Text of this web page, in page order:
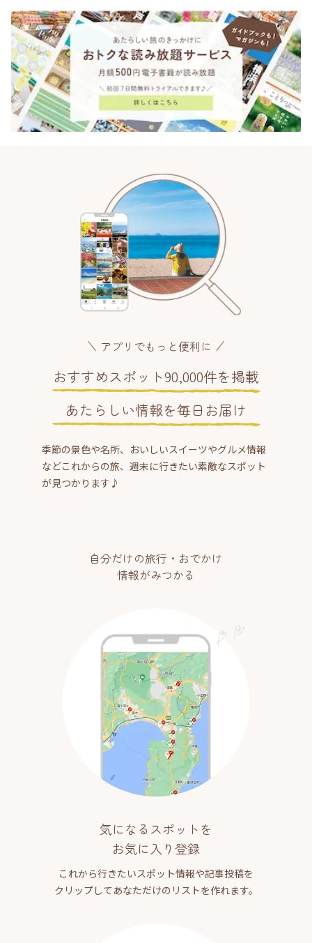
アプリでもっと便利に
おすすめスポット90,000件を掲載
あたらしい情報を毎日お届け
季節の景色や名所、おいしいスイーツやグルメ情報
などこれからの旅、週末に行きたい素敵なスポット
が見つかります♪
自分だけの旅行・おでかけ
情報がみつかる
気になるスポットを
お気に入り登録
これから行きたいスポット情報や記事投稿を
クリップしてあなただけのリストを作れます。